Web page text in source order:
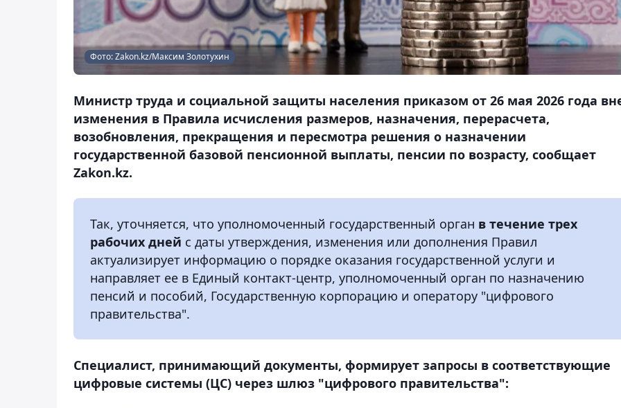
Фото: Zakon.kz/Максим Золотухин
Министр труда и социальной защиты населения приказом от 26 мая 2026 года
изменения в Правила исчисления размеров, назначения, перерасчета,
возобновления, прекращения и пересмотра решения о назначении
государственной базовой пенсионной выплаты, пенсии по возрасту, сообщает
Zakon.kz.
Так, уточняется, что уполномоченный государственный орган в течение трех
рабочих дней с даты утверждения, изменения или дополнения Правил
актуализирует информацию о порядке оказания государственной услуги и
направляет ее в Единый контакт-центр, уполномоченный орган по назначению
пенсий и пособий, Государственную корпорацию и оператору "цифрового
правительства".
Специалист, принимающий документы, формирует запросы в соответствующие
цифровые системы (ЦС) через шлюз "цифрового правительства":